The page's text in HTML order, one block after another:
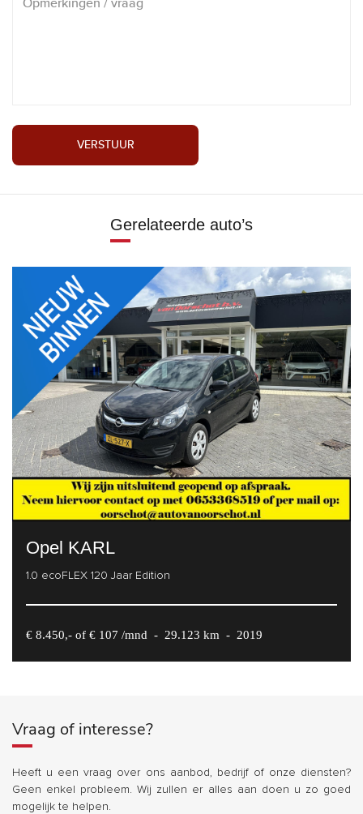
VERSTUUR
Gerelateerde auto’s
Opel KARL
1.0 ecoFLEX 120 Jaar Edition
€ 8.450,- of € 107 /mnd - 29.123 km - 2019
Vraag of interesse?
Heeft u een vraag over ons aanbod, bedrijf of onze diensten?
Geen enkel probleem. Wij zullen er alles aan doen u zo goed
mogelijk te helpen.